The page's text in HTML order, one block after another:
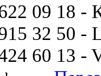
09 18 -
32 50 -
60 13 -